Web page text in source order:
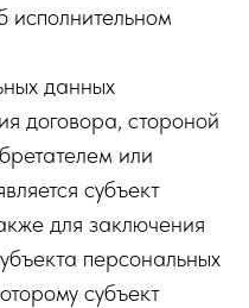
данных
договора, стороной
или
субъект
для заключения
персональных
субъект